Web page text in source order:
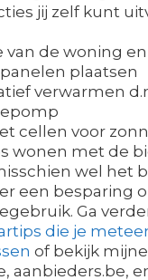
jij zelf kunt
van de woning
plaatsen
verwarmen
cellen voor
wonen met de
wel het
een besparing
Ga
die je
of bekijk
aanbieders.be,